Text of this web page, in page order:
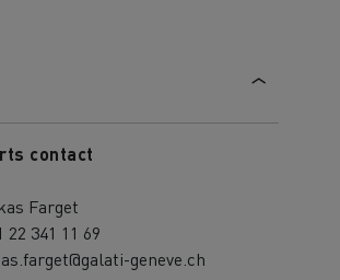
contact
Farget
22 341 11 69
geneve.ch